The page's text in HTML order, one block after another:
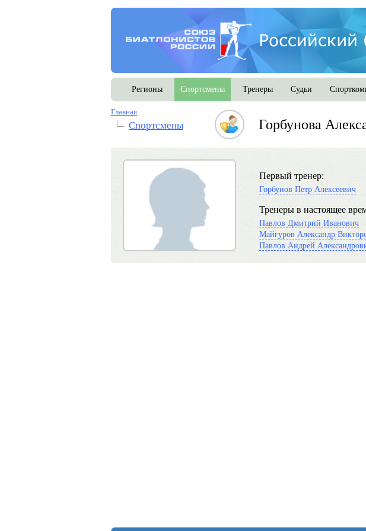
Регионы Спортсмены Тренеры Судьи
Главная
Спортсмены Горбунова
Первый тренер:
Горбунов Петр Алексеевич
Тренеры в настоящее
Павлов Дмитрий Иванович
Майгуров Александр
Павлов Андрей